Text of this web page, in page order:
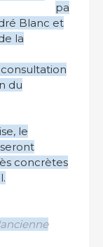
pa
Blanc et
la
du
le
concrètes